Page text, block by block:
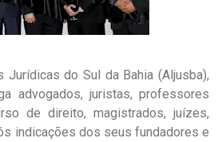
Jurídicas do Sul da Bahia (Aljusba),
advogados, juristas, professores
de direito, magistrados, juízes,
indicações dos seus fundadores e